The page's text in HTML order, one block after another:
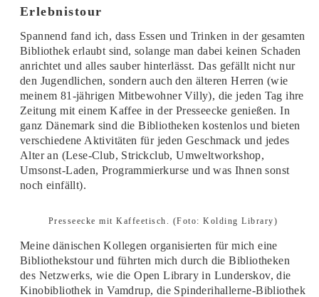
Erlebnistour
Spannend fand ich, dass Essen und Trinken in der gesamten
Bibliothek erlaubt sind, solange man dabei keinen Schaden
anrichtet und alles sauber hinterlässt. Das gefällt nicht nur
den Jugendlichen, sondern auch den älteren Herren (wie
meinem 81-jährigen Mitbewohner Villy), die jeden Tag ihre
Zeitung mit einem Kaffee in der Presseecke genießen. In
ganz Dänemark sind die Bibliotheken kostenlos und bieten
verschiedene Aktivitäten für jeden Geschmack und jedes
Alter an (Lese-Club, Strickclub, Umweltworkshop,
Umsonst-Laden, Programmierkurse und was Ihnen sonst
noch einfällt).
Presseecke mit Kaffeetisch. (Foto: Kolding Library)
Meine dänischen Kollegen organisierten für mich eine
Bibliothekstour und führten mich durch die Bibliotheken
des Netzwerks, wie die Open Library in Lunderskov, die
Kinobibliothek in Vamdrup, die Spinderihallerne-Bibliothek